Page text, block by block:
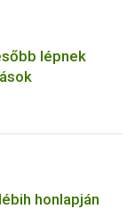
lépnek
honlapján